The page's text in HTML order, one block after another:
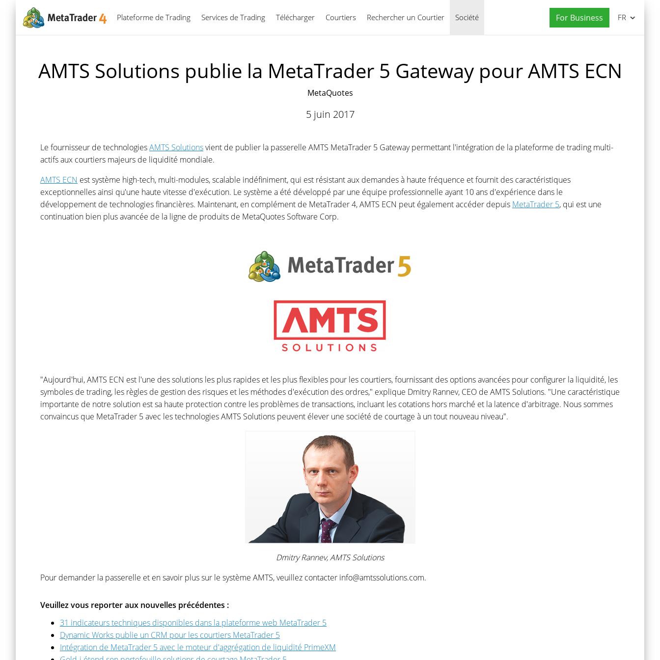
Plateforme de Trading Services de Trading Télécharger Courtiers Rechercher un Courtier Société For Business
Français FR
AMTS Solutions publie la MetaTrader 5 Gateway pour AMTS ECN
MetaQuotes
5 juin 2017
Le fournisseur de technologiesAMTS Solutionsvient de publier la passerelle AMTS MetaTrader 5 Gateway permettant l'intégration de la plateforme de trading multi-
actifs aux courtiers majeurs de liquidité mondiale.
AMTS ECN est système high-tech, multi-modules, scalable indéfiniment, qui est résistant aux demandes à haute fréquence et fournit des caractéristiques
exceptionnelles ainsi qu'une haute vitesse d'exécution. Le système a été développé par une équipe professionnelle ayant 10 ans d'expérience dans le
développement de technologies financières. Maintenant, en complément de MetaTrader 4, AMTS ECN peut également accéder depuis MetaTrader 5, qui est une
continuation bien plus avancée de la ligne de produits de MetaQuotes Software Corp.
"Aujourd'hui, AMTS ECN est l'une des solutions les plus rapides et les plus flexibles pour les courtiers, fournissant des options avancées pour configurer la liquidité, les
symboles de trading, les règles de gestion des risques et les méthodes d'exécution des ordres," explique Dmitry Rannev, CEO de AMTS Solutions. "Une caractéristique
importante de notre solution est sa haute protection contre les problèmes de transactions, incluant les cotations hors marché et la latence d'arbitrage. Nous sommes
convaincus que MetaTrader 5 avec les technologies AMTS Solutions peuvent élever une société de courtage à un tout nouveau niveau".
Dmitry Rannev, AMTS Solutions
Pour demander la passerelle et en savoir plus sur le système AMTS, veuillez contacter info@amtssolutions.com.
Veuillez vous reporter aux nouvelles précédentes :
31 indicateurs techniques disponibles dans la plateforme web MetaTrader 5
Dynamic Works publie un CRM pour les courtiers MetaTrader 5
Intégration de MetaTrader 5 avec le moteur d'aggrégation de liquidité PrimeXM